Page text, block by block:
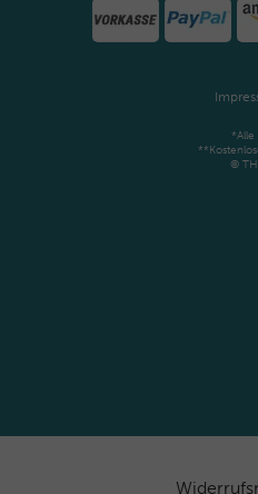
*Alle
©